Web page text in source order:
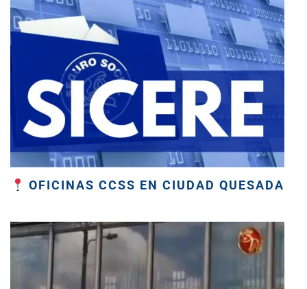
OFICINAS CCSS EN CIUDAD QUESADA